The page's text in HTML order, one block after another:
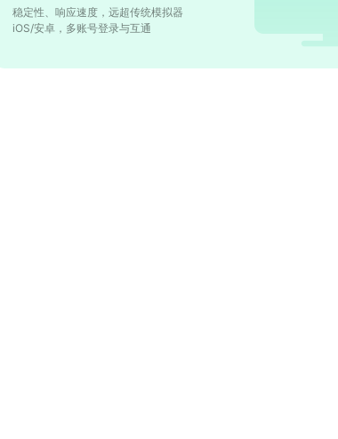
稳定性、响应速度，远超传统模拟器
iOS/安卓，多账号登录与互通